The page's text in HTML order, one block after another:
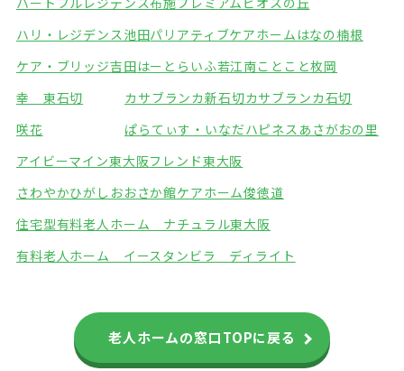
ハリ・レジデンス池田パリアティブケアホームはなの楠根
ケア・ブリッジ吉田はーとらいふ若江南ことこと枚岡
幸 東石切
カサブランカ新石切カサブランカ石切
咲花
ぱらてぃす・いなだハピネスあさがおの里
アイビーマイン東大阪フレンド東大阪
さわやかひがしおおさか館ケアホーム俊徳道
住宅型有料老人ホーム ナチュラル東大阪
有料老人ホーム イースタンビラ ディライト
老人ホームの窓口TOPに戻る